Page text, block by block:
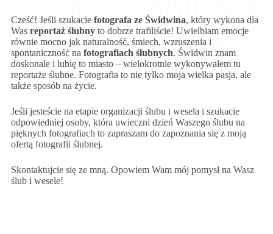
Cześć! Jeśli szukacie fotografa ze Świdwina, który wykona dla
Was reportaż ślubny to dobrze trafiliście! Uwielbiam emocje
równie mocno jak naturalność, śmiech, wzruszenia i
spontaniczność na fotografiach ślubnych. Świdwin znam
doskonale i lubię to miasto – wielokrotnie wykonywałem tu
reportaże ślubne. Fotografia to nie tylko moja wielka pasja, ale
także sposób na życie.
Jeśli jesteście na etapie organizacji ślubu i wesela i szukacie
odpowiedniej osoby, która uwieczni dzień Waszego ślubu na
pięknych fotografiach to zapraszam do zapoznania się z moją
ofertą fotografii ślubnej.
Skontaktujcie się ze mną. Opowiem Wam mój pomysł na Wasz
ślub i wesele!